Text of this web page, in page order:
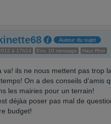
Auteur du sujet
à 17h14 Env. 10 message Haut Rhin
va! ils ne nous mettent pas trop
On a des conseils d'amis
les mairies pour un terrain!
déjàa poser pas mal de
budget!